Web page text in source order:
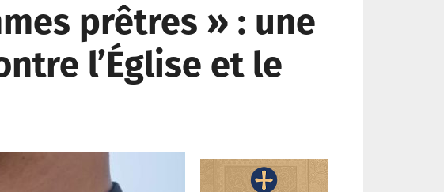
prêtres » : une
l’Église et le